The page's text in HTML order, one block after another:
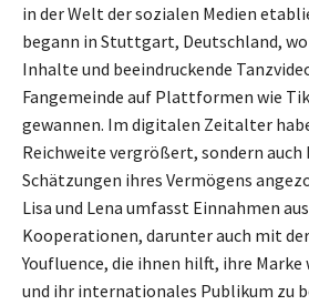
in der Welt der sozialen Medien
begann in Stuttgart, Deutschland,
Inhalte und beeindruckende
Fangemeinde auf Plattformen wie
gewannen. Im digitalen Zeitalter
Reichweite vergrößert, sondern
Schätzungen ihres Vermögens
Lisa und Lena umfasst Einnahmen
Kooperationen, darunter auch mit
Youfluence, die ihnen hilft, ihre Marke
und ihr internationales Publikum zu